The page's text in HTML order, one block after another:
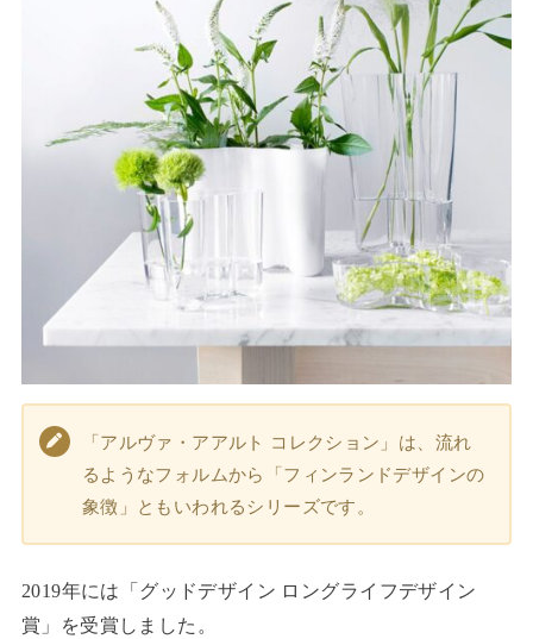
「アルヴァ・アアルト コレクション」は、流れ
るようなフォルムから「フィンランドデザインの
象徴」ともいわれるシリーズです。
2019年には「グッドデザイン ロングライフデザイン
賞」を受賞しました。